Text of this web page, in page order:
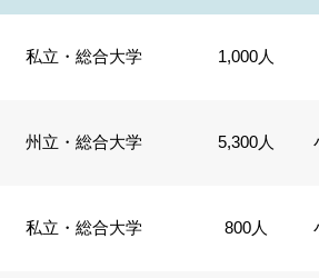
私立・総合大学 1,000人
州立・総合大学 5,300人
私立・総合大学 800人